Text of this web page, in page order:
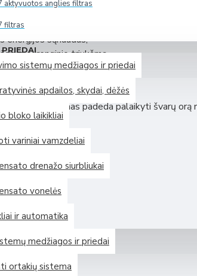
aktyvuotos anglies filtras
filtras
Zehnder ComfoAir 70
Zehnder ComfoSpot 50
rekuperatorius Zehnder ComfoAir 375 ERV (su tenu)
rekuperatorius Zehnder ComfoAir Flex 350 ERV
sistemų medžiagos ir priedai
apdailos, skydai, dėžės
bloko laikikliai
variniai vamzdeliai
drenažo siurbliukai
vonelės
ir automatika
medžiagos ir priedai
ortakių sistema
filtrai gali:
energijos sąnaudas,
įrenginio triukšmą,
sistemą,
oro kokybę.
filtrų keitimas padeda palaikyti švarų orą